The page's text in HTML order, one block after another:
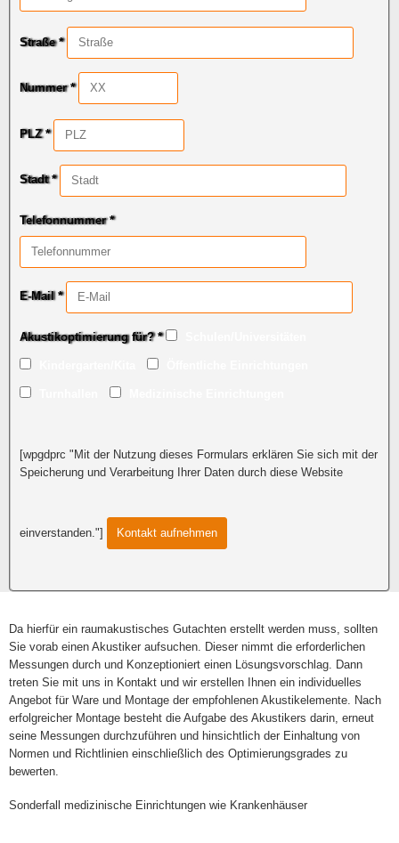
Straße *
Nummer *
PLZ *
Stadt *
Telefonnummer *
E-Mail *
Akustikoptimierung für? *
[wpgdprc "Mit der Nutzung dieses Formulars erklären Sie sich mit der
Speicherung und Verarbeitung Ihrer Daten durch diese Website
einverstanden."]
Da hierfür ein raumakustisches Gutachten erstellt werden muss, sollten
Sie vorab einen Akustiker aufsuchen. Dieser nimmt die erforderlichen
Messungen durch und Konzeptioniert einen Lösungsvorschlag. Dann
treten Sie mit uns in Kontakt und wir erstellen Ihnen ein individuelles
Angebot für Ware und Montage der empfohlenen Akustikelemente. Nach
erfolgreicher Montage besteht die Aufgabe des Akustikers darin, erneut
seine Messungen durchzuführen und hinsichtlich der Einhaltung von
Normen und Richtlinien einschließlich des Optimierungsgrades zu
bewerten.
Sonderfall medizinische Einrichtungen wie Krankenhäuser